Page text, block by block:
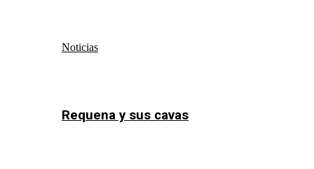
Noticias
Requena y sus cavas